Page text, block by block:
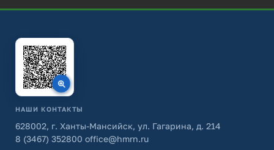
НАШИ КОНТАКТЫ
628002, г. Ханты-Мансийск, ул. Гагарина, д. 214
8 (3467) 352800 office@hmrn.ru